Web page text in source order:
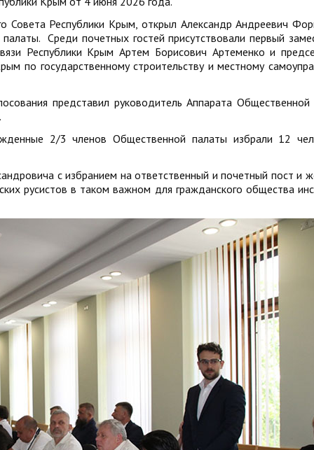
Совета Республики Крым, открыл Александр Андреевич
Среди почетных гостей присутствовали первый
Республики Крым Артем Борисович Артеменко и
по государственному строительству и местному
представил руководитель Аппарата Общественной
2/3 членов Общественной палаты избрали 12
с избранием на ответственный и почетный пост и
русистов в таком важном для гражданского общества